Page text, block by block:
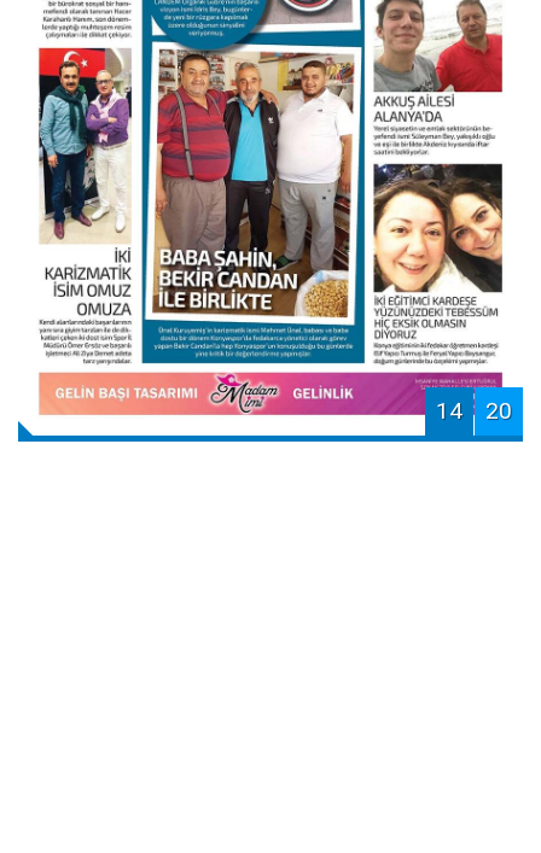
14 20